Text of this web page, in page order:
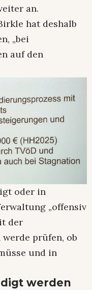
an.
hat deshalb
„bei
auf den
oder in
„offensiv
der
prüfen, ob
und in
werden